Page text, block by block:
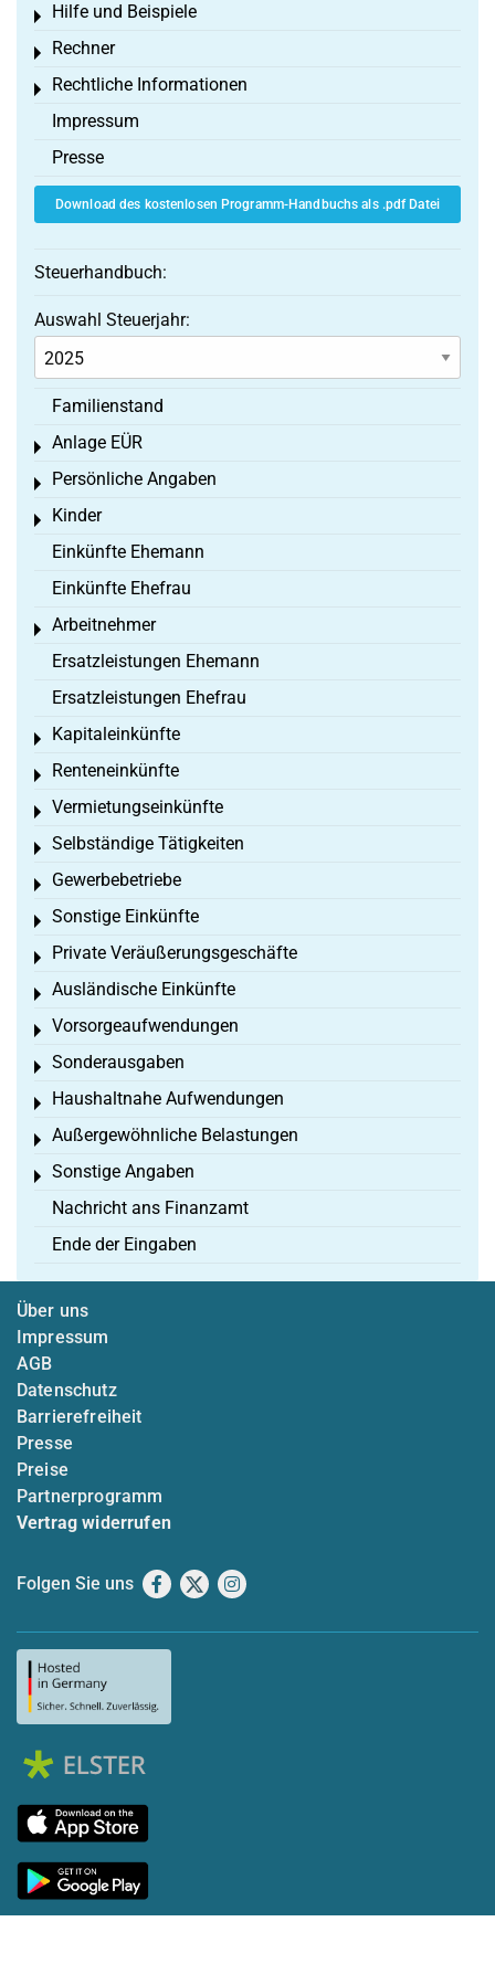
Hilfe und Beispiele
Toggle menu
Rechner
Toggle menu
Rechtliche Informationen
Toggle menu
Impressum
Presse
Download des kostenlosen Programm-Handbuchs als .pdf Datei
Steuerhandbuch:
Auswahl Steuerjahr:
Familienstand
Anlage EÜR
Toggle menu
Persönliche Angaben
Toggle menu
Kinder
Toggle menu
Einkünfte Ehemann
Einkünfte Ehefrau
Arbeitnehmer
Toggle menu
Ersatzleistungen Ehemann
Ersatzleistungen Ehefrau
Kapitaleinkünfte
Toggle menu
Renteneinkünfte
Toggle menu
Vermietungseinkünfte
Toggle menu
Selbständige Tätigkeiten
Toggle menu
Gewerbebetriebe
Toggle menu
Sonstige Einkünfte
Toggle menu
Private Veräußerungsgeschäfte
Toggle menu
Ausländische Einkünfte
Toggle menu
Vorsorgeaufwendungen
Toggle menu
Sonderausgaben
Toggle menu
Haushaltnahe Aufwendungen
Toggle menu
Außergewöhnliche Belastungen
Toggle menu
Sonstige Angaben
Toggle menu
Nachricht ans Finanzamt
Ende der Eingaben
Über uns
Impressum
AGB
Datenschutz
Barrierefreiheit
Presse
Preise
Partnerprogramm
Vertrag widerrufen
Folgen Sie uns Facebook
X Instagram